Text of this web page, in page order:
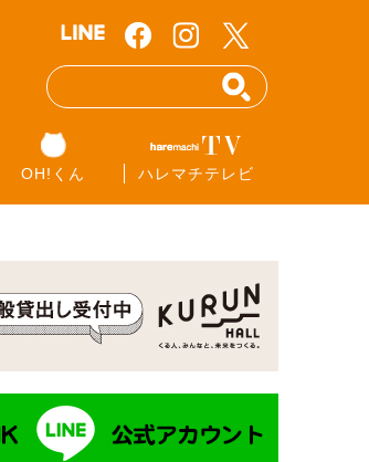
OH!くん ハレマチテレビ